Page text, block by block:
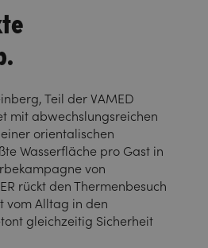
Teil der VAMED
mit abwechslungsreichen
orientalischen
Wasserfläche pro Gast in
von
rückt den Thermenbesuch
vom Alltag in den
gleichzeitig Sicherheit